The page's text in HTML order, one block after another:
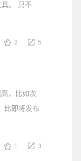
。 只不
2 5
，比如次
比即将发布
1 3